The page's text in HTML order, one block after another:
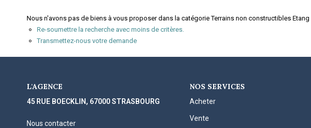
Nous n'avons pas de biens à vous proposer dans la catégorie Terrains non constructibles
Re-soumettre la recherche avec moins de critères.
Transmettez-nous votre demande
L'AGENCE
45 RUE BOECKLIN, 67000 STRASBOURG
Nous contacter
NOS SERVICES
Acheter
Vente